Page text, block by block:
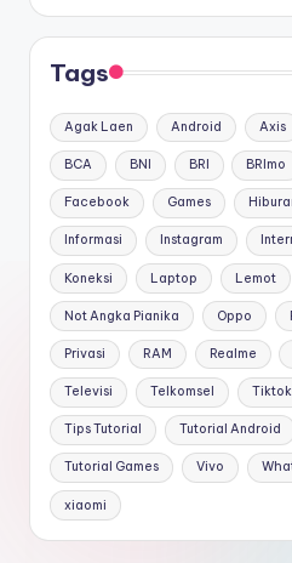
Tags
Agak Laen Android Axis
BCA BNI BRI BRImo
Facebook Games
Informasi Instagram
Koneksi Laptop Lemot
Not Angka Pianika Oppo
Privasi RAM Realme
Televisi Telkomsel Tiktok
Tips Tutorial Tutorial Android
Tutorial Games Vivo
xiaomi